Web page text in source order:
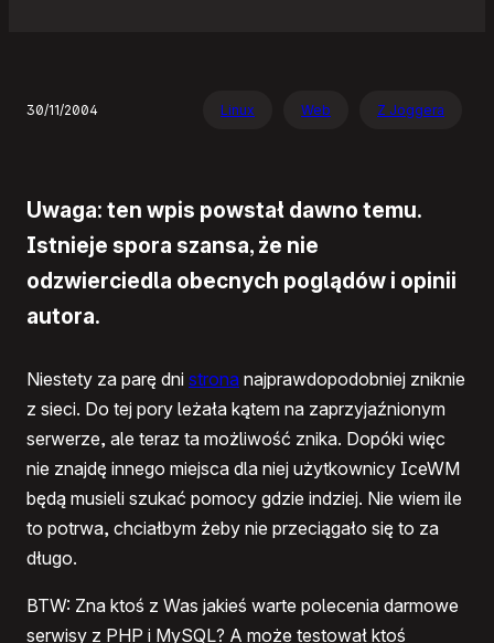
30/11/2004 Linux Web Z Joggera
Uwaga: ten wpis powstał dawno temu.
Istnieje spora szansa, że nie
odzwierciedla obecnych poglądów i opinii
autora.
Niestety za parę dni strona najprawdopodobniej zniknie
z sieci. Do tej pory leżała kątem na zaprzyjaźnionym
serwerze, ale teraz ta możliwość znika. Dopóki więc
nie znajdę innego miejsca dla niej użytkownicy IceWM
będą musieli szukać pomocy gdzie indziej. Nie wiem ile
to potrwa, chciałbym żeby nie przeciągało się to za
długo.
BTW: Zna ktoś z Was jakieś warte polecenia darmowe
serwisy z PHP i MySQL? A może testował ktoś